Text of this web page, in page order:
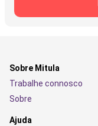
Sobre Mitula
Trabalhe connosco
Sobre
Ajuda